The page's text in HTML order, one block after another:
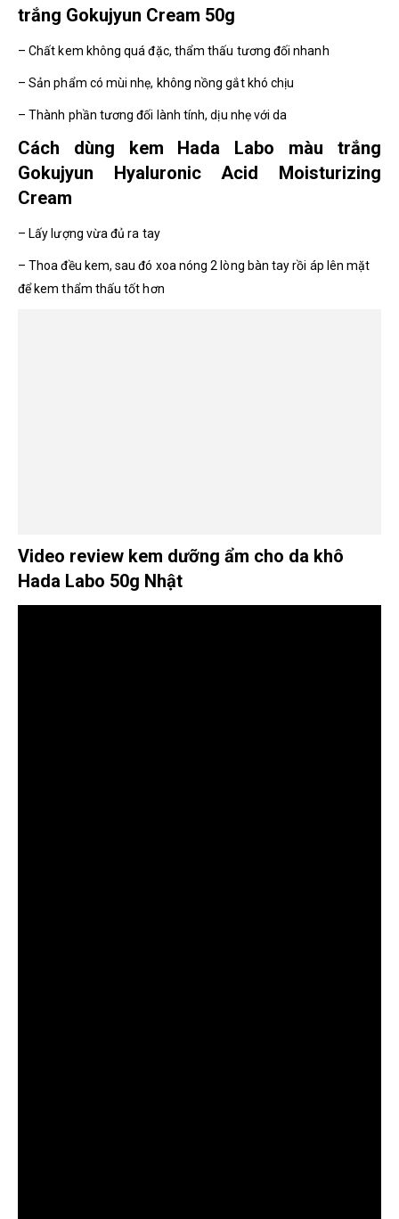
trắng Gokujyun Cream 50g
– Chất kem không quá đặc, thẩm thấu tương đối nhanh
– Sản phẩm có mùi nhẹ, không nồng gắt khó chịu
– Thành phần tương đối lành tính, dịu nhẹ với da
Cách dùng kem Hada Labo màu trắng
Gokujyun Hyaluronic Acid Moisturizing
Cream
– Lấy lượng vừa đủ ra tay
– Thoa đều kem, sau đó xoa nóng 2 lòng bàn tay rồi áp lên mặt
để kem thẩm thấu tốt hơn
Video review kem dưỡng ẩm cho da khô
Hada Labo 50g Nhật